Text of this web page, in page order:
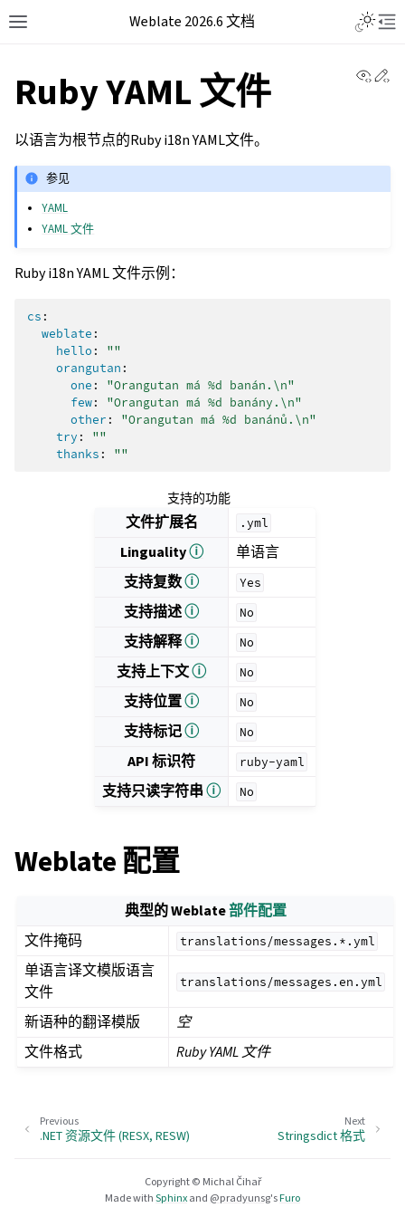
Weblate 2026.6 文档
Ruby YAML 文件
以语言为根节点的Ruby i18n YAML文件。
参见
YAML
YAML 文件
Ruby i18n YAML 文件示例：
cs :
weblate :
hello :
""
orangutan :
one : "Orangutan má %d banán.\n"
few: "Orangutan má %d banány.\n"
other : "Orangutan má %d banánů.\n"
try :
""
thanks : ""
支持的功能
文件扩展名 .yml
Lingualityⓘ
单语言
支持复数ⓘ Yes
支持描述ⓘ No
支持解释ⓘ No
支持上下文ⓘ No
支持位置ⓘ No
支持标记ⓘ No
API 标识符 ruby-yaml
支持只读字符串ⓘ No
Weblate 配置
典型的 Weblate部件配置
文件掩码
translations/messages.*.yml
单语言译文模版语言
文件
translations/messages.en.yml
新语种的翻译模版
空
文件格式
Ruby YAML 文件
Next
Stringsdict 格式
Previous
.NET 资源文件 (RESX, RESW)
Copyright © Michal Čihař
Made withSphinxand @pradyunsg'sFuro